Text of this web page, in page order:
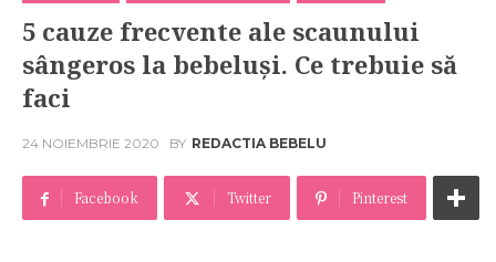
5 cauze frecvente ale scaunului
sângeros la bebeluși. Ce trebuie să
faci
24 NOIEMBRIE 2020 BY REDACTIA BEBELU
Facebook Twitter Pinterest